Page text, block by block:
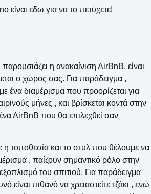
είναι εδω για να το πετύχετε!
παρουσιάζει η ανακαίνιση ΑirΒnΒ, είναι
ο χώρος σας. Για παράδειγμα ,
ένα διαμέρισμα που προορίζεται για
μήνες , και βρίσκεται κοντά στην
ΑirΒnΒ που θα επιλεχθεί σαν
τοποθεσία και το στυλ που θέλουμε να
, παίζουν σημαντικό ρόλο στην
του σπιτιού. Για παράδειγμα
είναι πιθανό να χρειαστείτε τζάκι , ενώ